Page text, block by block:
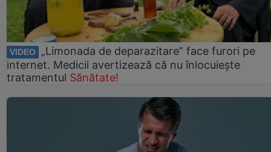
VIDEO
„Limonada de deparazitare” face furori pe
internet. Medicii avertizează că nu înlocuiește
tratamentul Sănătate!